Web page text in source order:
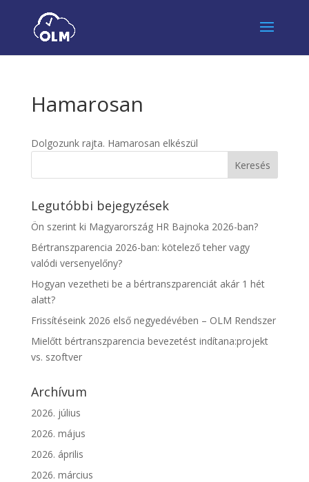
Hamarosan
Dolgozunk rajta. Hamarosan elkészül
Legutóbbi bejegyzések
Ön szerint ki Magyarország HR Bajnoka 2026-ban?
Bértranszparencia 2026-ban: kötelező teher vagy
valódi versenyelőny?
Hogyan vezetheti be a bértranszparenciát akár 1 hét
alatt?
Frissítéseink 2026 első negyedévében – OLM Rendszer
Mielőtt bértranszparencia bevezetést indítana:projekt
vs. szoftver
Archívum
2026. július
2026. május
2026. április
2026. március